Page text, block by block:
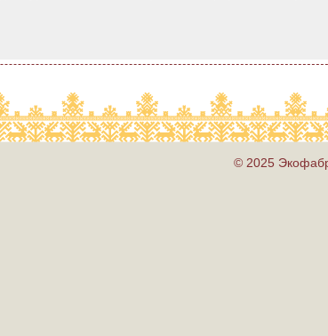
© 2025